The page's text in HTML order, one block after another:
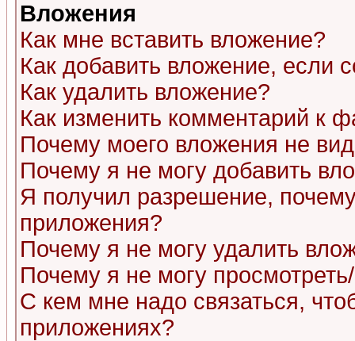
Вложения
Как мне вставить вложение?
Как добавить вложение, если
Как удалить вложение?
Как изменить комментарий к
Почему моего вложения не
Почему я не могу добавить
Я получил разрешение,
приложения?
Почему я не могу удалить
Почему я не могу
С кем мне надо связаться,
приложениях?